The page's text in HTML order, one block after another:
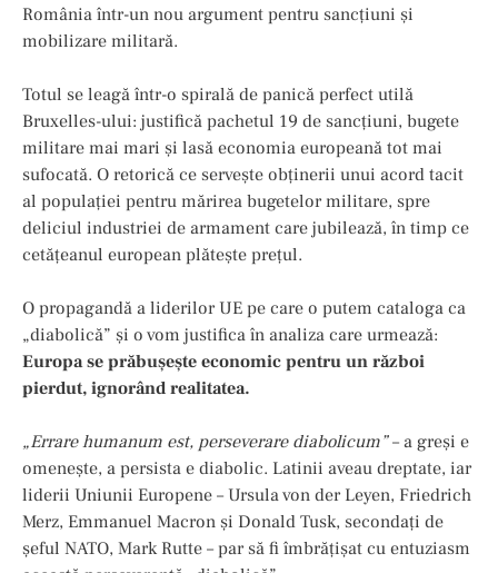
România într-un nou argument pentru sancțiuni și
mobilizare militară.
Totul se leagă într-o spirală de panică perfect utilă
Bruxelles-ului: justifică pachetul 19 de sancțiuni, bugete
militare mai mari și lasă economia europeană tot mai
sufocată. O retorică ce servește obţinerii unui acord tacit
al populației pentru mărirea bugetelor militare, spre
deliciul industriei de armament care jubilează, în timp ce
cetățeanul european plătește prețul.
O propagandă a liderilor UE pe care o putem cataloga ca
„diabolică” şi o vom justifica în analiza care urmează:
Europa se prăbușește economic pentru un război
pierdut, ignorând realitatea.
„Errare humanum est, perseverare diabolicum”– a greși e
omenește, a persista e diabolic. Latinii aveau dreptate, iar
liderii Uniunii Europene – Ursula von der Leyen, Friedrich
Merz, Emmanuel Macron și Donald Tusk, secondaţi de
şeful NATO, Mark Rutte – par să fi îmbrățișat cu entuziasm